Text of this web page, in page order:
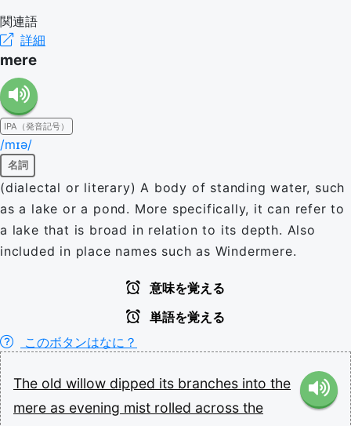
関連語
詳細
mere
IPA（発音記号）
/mɪə/
名詞
(dialectal or literary) A body of standing water, such
as a lake or a pond. More specifically, it can refer to
a lake that is broad in relation to its depth. Also
included in place names such as Windermere.
意味を覚える
単語を覚える
このボタンはなに？
The old willow dipped its branches into the
mere as evening mist rolled across the